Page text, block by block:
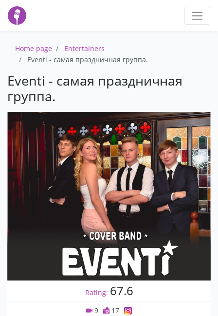
Home page
Entertainers
Eventi - самая праздничная группа.
Eventi - самая праздничная
группа.
Rating: 67.6
9 17